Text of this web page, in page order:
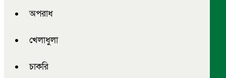
অপরাধ
খেলাধুলা
চাকরি